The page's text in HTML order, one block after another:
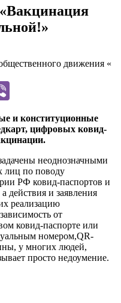
движения «
и конституционные
цифровых ковид-
неоднозначными
лиц по поводу
РФ ковид-паспортов и
действия и заявления
реализацию
от
ковид-паспорте или
номером,QR-
у многих людей,
просто недоумение.